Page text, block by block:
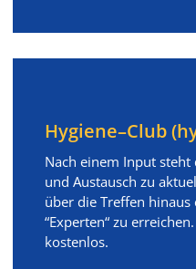
Hygiene–Club
Nach einem Input
und Austausch zu
über die Treffen hinaus
“Experten“ zu
kostenlos.